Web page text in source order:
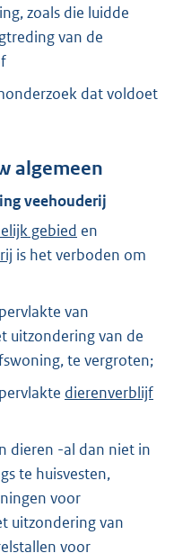
zoals die luidde
van de
dat voldoet
algemeen
veehouderij
gebied en
is het verboden om
van
uitzondering van de
te vergroten;
dierenverblijf
dieren -al dan niet in
te huisvesten,
voor
uitzondering van
voor